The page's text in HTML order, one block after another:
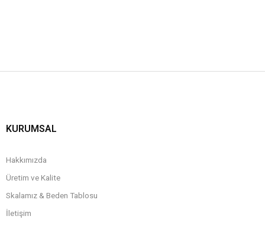
KURUMSAL
Hakkımızda
Üretim ve Kalite
Skalamız & Beden Tablosu
İletişim